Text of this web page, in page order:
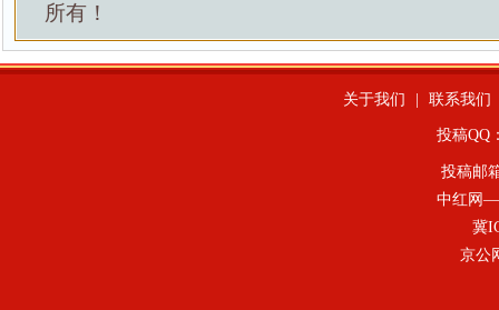
所有！
关于我们 联系我们
投稿QQ
投稿邮
中红网—
冀
京公